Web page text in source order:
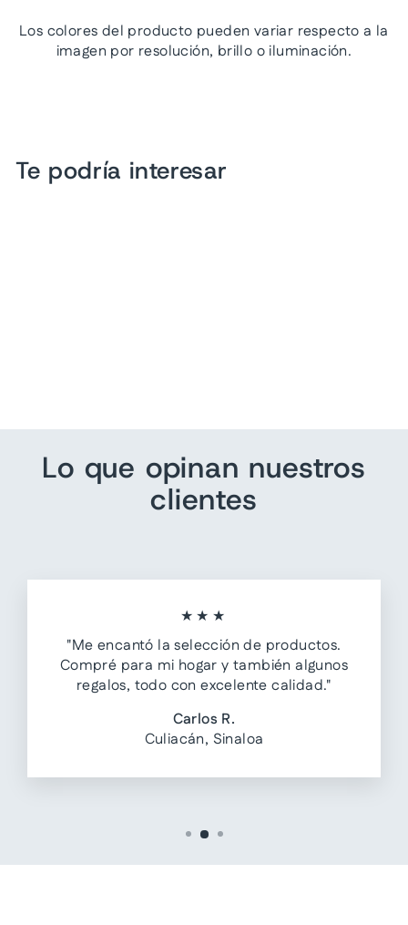
Los colores del producto pueden variar respecto a la
imagen por resolución, brillo o iluminación.
Te podría interesar
Lo que opinan nuestros
clientes
★★★
"Me encantó la selección de productos.
Compré para mi hogar y también algunos
regalos, todo con excelente calidad."
Carlos R.
Culiacán, Sinaloa